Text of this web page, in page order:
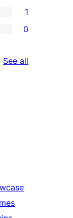
1
0
See all